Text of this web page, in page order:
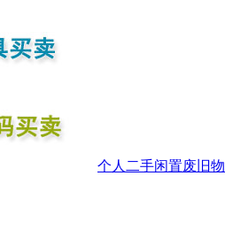
个人二手闲置废旧